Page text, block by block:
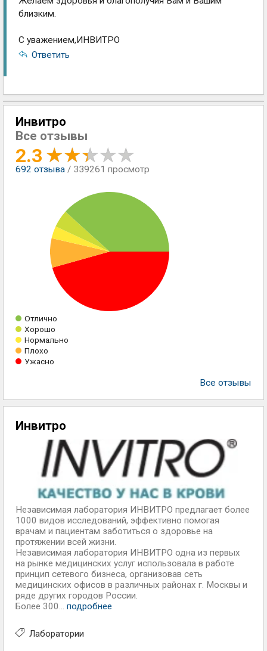
близким.
С уважением,ИНВИТРО
Ответить
Инвитро
Все отзывы
2.3
692 отзыва / 339261 просмотр
Отлично
Хорошо
Нормально
Плохо
Ужасно
Все отзывы
Инвитро
Независимая лаборатория ИНВИТРО предлагает более
1000 видов исследований, эффективно помогая
врачам и пациентам заботиться о здоровье на
протяжении всей жизни.
Независимая лаборатория ИНВИТРО одна из первых
на рынке медицинских услуг использовала в работе
принцип сетевого бизнеса, организовав сеть
медицинских офисов в различных районах г. Москвы и
ряде других городов России.
Более 300... подробнее
Лаборатории